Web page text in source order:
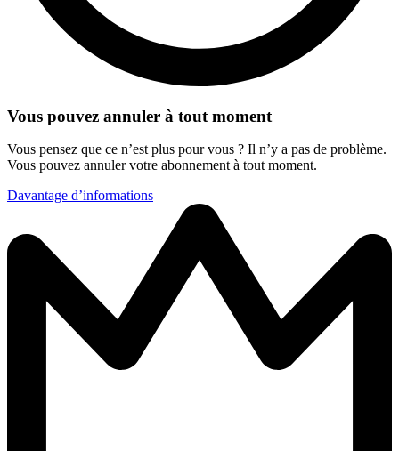
Vous pouvez annuler à tout moment
Vous pensez que ce n’est plus pour vous ? Il n’y a pas de problème.
Vous pouvez annuler votre abonnement à tout moment.
Davantage d’informations